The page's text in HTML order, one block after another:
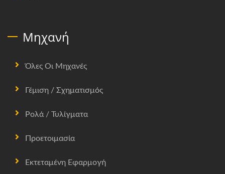
Μηχανή
Όλες Οι Μηχανές
Γέμιση / Σχηματισμός
Ρολά / Τυλίγματα
Προετοιμασία
Εκτεταμένη Εφαρμογή